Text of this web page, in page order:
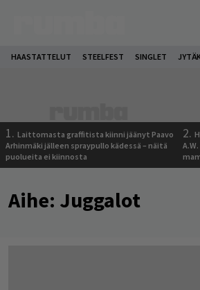
HAASTATTELUT STEELFEST SINGLET
1. Laittomasta graffitista kiinni jäänyt Paavo
Arhinmäki jälleen spraypullo kädessä – näitä
puolueita ei kiinnosta
2.
Aihe: Juggalot